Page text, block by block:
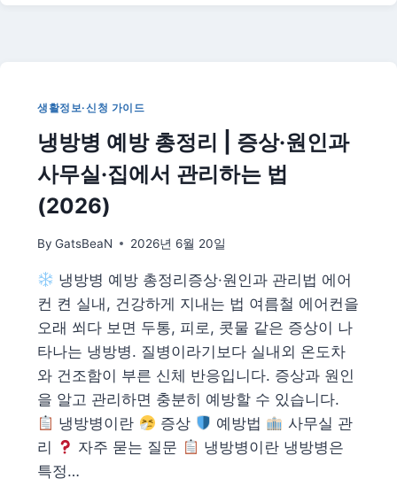
항
가
매
꿀
팁
교
사
이
트
·
얼
리
버
드
전
생활정보·신청 가이드
냉방병 예방 총정리 | 증상·원인과
사무실·집에서 관리하는 법
(2026)
By GatsBeaN 2026년 6월 20일
냉방병 예방 총정리증상·원인과 관리법 에어
컨 켠 실내, 건강하게 지내는 법 여름철 에어컨을
오래 쐬다 보면 두통, 피로, 콧물 같은 증상이 나
타나는 냉방병. 질병이라기보다 실내외 온도차
와 건조함이 부른 신체 반응입니다. 증상과 원인
을 알고 관리하면 충분히 예방할 수 있습니다.
냉방병이란
증상 예방법
사무실 관
리
자주 묻는 질문
냉방병이란 냉방병은
특정…